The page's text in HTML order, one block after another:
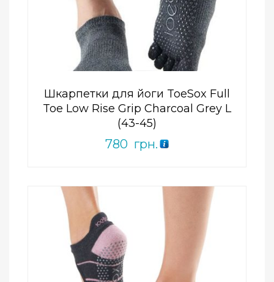
Шкарпетки для йоги ToeSox Full
Toe Low Rise Grip Charcoal Grey L
(43-45)
780 грн.
ПРИДБАТИ
Add to Wishlist